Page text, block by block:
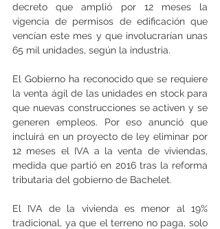
decreto que amplió por 12 meses la
vigencia de permisos de edificación que
vencían este mes y que involucrarían unas
65 mil unidades, según la industria.
El Gobierno ha reconocido que se requiere
la venta ágil de las unidades en stock para
que nuevas construcciones se activen y se
generen empleos. Por eso anunció que
incluirá en un proyecto de ley eliminar por
12 meses el IVA a la venta de viviendas,
medida que partió en 2016 tras la reforma
tributaria del gobierno de Bachelet.
El IVA de la vivienda es menor al 19%
tradicional, ya que el terreno no paga, solo